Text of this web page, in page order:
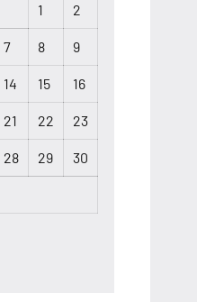
1 2
7 8 9
14 15 16
21 22 23
28 29 30